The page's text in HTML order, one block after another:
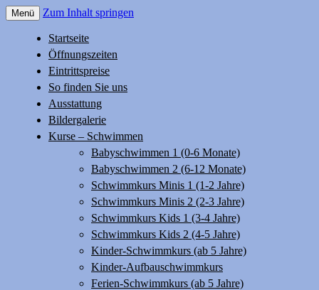
Hallenbad Baienfurt
Menü Zum Inhalt springen
Startseite
Öffnungszeiten
Eintrittspreise
So finden Sie uns
Ausstattung
Bildergalerie
Kurse – Schwimmen
Babyschwimmen 1 (0-6 Monate)
Babyschwimmen 2 (6-12 Monate)
Schwimmkurs Minis 1 (1-2 Jahre)
Schwimmkurs Minis 2 (2-3 Jahre)
Schwimmkurs Kids 1 (3-4 Jahre)
Schwimmkurs Kids 2 (4-5 Jahre)
Kinder-Schwimmkurs (ab 5 Jahre)
Kinder-Aufbauschwimmkurs
Ferien-Schwimmkurs (ab 5 Jahre)